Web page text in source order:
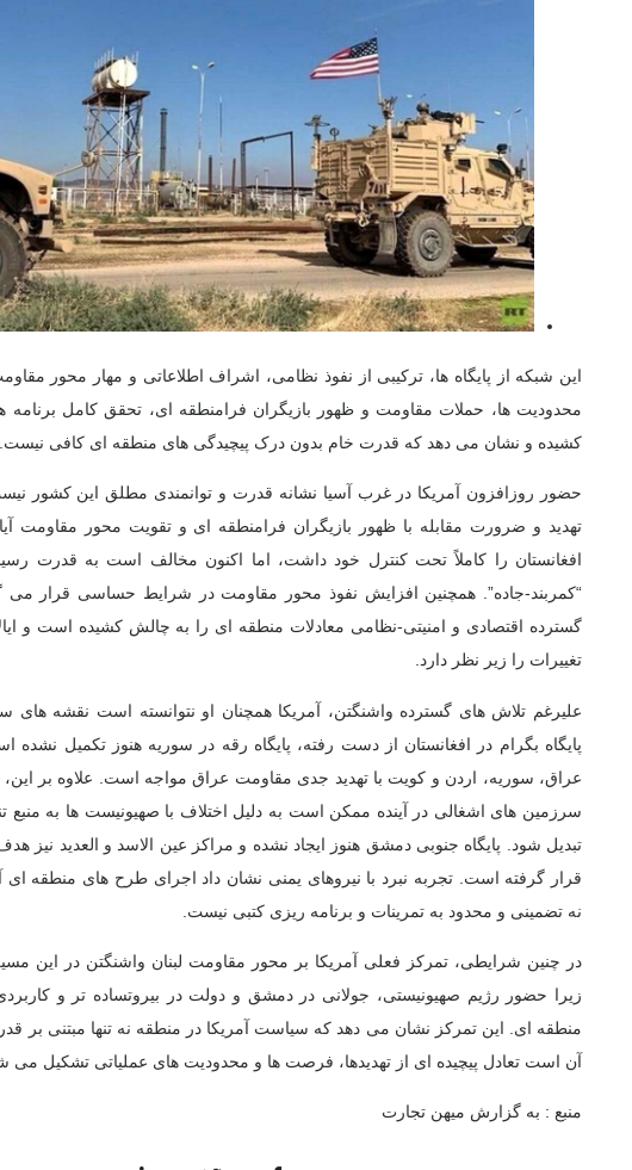
این شبکه از پایگاه ها، ترکیبی از نفوذ نظامی، اشراف اطلاعاتی و مهار محور
محدودیت ها، حملات مقاومت و ظهور بازیگران فرامنطقه ای، تحقق کامل برنامه
کشیده و نشان می دهد که قدرت خام بدون درک پیچیدگی های منطقه ای کافی نیست.
حضور روزافزون آمریکا در غرب آسیا نشانه قدرت و توانمندی مطلق این کشور
تهدید و ضرورت مقابله با ظهور بازیگران فرامنطقه ای و تقویت محور مقاومت
افغانستان را کاملاً تحت کنترل خود داشت، اما اکنون مخالف است به قدرت
“کمربند-جاده”. همچنین افزایش نفوذ محور مقاومت در شرایط حساسی قرار می
گسترده اقتصادی و امنیتی-نظامی معادلات منطقه ای را به چالش کشیده است و
تغییرات را زیر نظر دارد.
علیرغم تلاش های گسترده واشنگتن، آمریکا همچنان او نتوانسته است نقشه های
پایگاه بگرام در افغانستان از دست رفته، پایگاه رقه در سوریه هنوز تکمیل نشده
عراق، سوریه، اردن و کویت با تهدید جدی مقاومت عراق مواجه است. علاوه بر این،
سرزمین های اشغالی در آینده ممکن است به دلیل اختلاف با صهیونیست ها به منبع
تبدیل شود. پایگاه جنوبی دمشق هنوز ایجاد نشده و مراکز عین الاسد و العدید نیز
قرار گرفته است. تجربه نبرد با نیروهای یمنی نشان داد اجرای طرح های منطقه ای
نه تضمینی و محدود به تمرینات و برنامه ریزی کتبی نیست.
در چنین شرایطی، تمرکز فعلی آمریکا بر محور مقاومت لبنان واشنگتن در این
زیرا حضور رژیم صهیونیستی، جولانی در دمشق و دولت در بیروتساده تر و
منطقه ای. این تمرکز نشان می دهد که سیاست آمریکا در منطقه نه تنها مبتنی بر
آن است تعادل پیچیده ای از تهدیدها، فرصت ها و محدودیت های عملیاتی تشکیل می
منبع : به گزارش میهن تجارت